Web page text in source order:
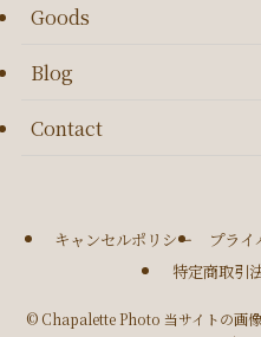
Goods
Blog
Contact
キャンセルポリシー
プラ
特定商取引
© Chapalette Photo 当サイトの画